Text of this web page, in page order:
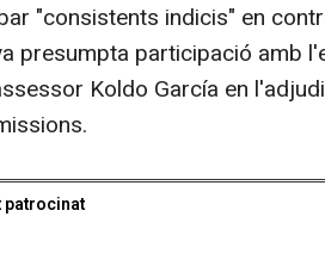
"consistents indicis" en
presumpta participació amb
Koldo García en
patrocinat